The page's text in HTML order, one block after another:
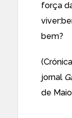
força
bem?
jornal
de